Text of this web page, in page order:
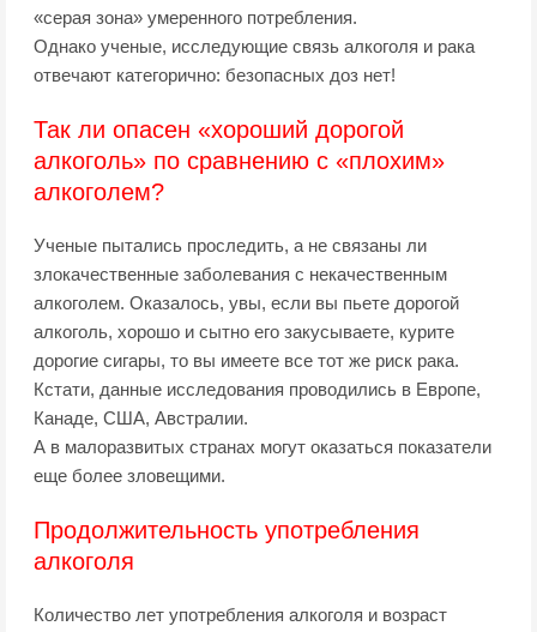
«серая зона» умеренного потребления.
Однако ученые, исследующие связь алкоголя и рака
отвечают категорично: безопасных доз нет!
Так ли опасен «хороший дорогой
алкоголь» по сравнению с «плохим»
алкоголем?
Ученые пытались проследить, а не связаны ли
злокачественные заболевания с некачественным
алкоголем. Оказалось, увы, если вы пьете дорогой
алкоголь, хорошо и сытно его закусываете, курите
дорогие сигары, то вы имеете все тот же риск рака.
Кстати, данные исследования проводились в Европе,
Канаде, США, Австралии.
А в малоразвитых странах могут оказаться показатели
еще более зловещими.
Продолжительность употребления
алкоголя
Количество лет употребления алкоголя и возраст